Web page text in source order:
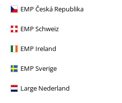
EMP Česká Republika
EMP Schweiz
EMP Ireland
EMP Sverige
Large Nederland
Wahnsinn Rammstein